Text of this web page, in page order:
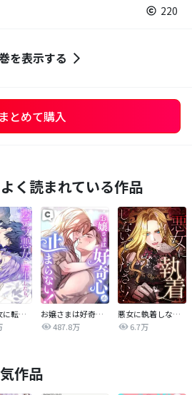
220
を表示する
まとめて購入
く読まれている作品
おデブ悪女に転生したら、なぜかラスボス王子様に執着されています
お嬢さまは好奇心が止まらない！
487.8万
悪女に執着しないでください！【タテヨミ】
6.7万
作品